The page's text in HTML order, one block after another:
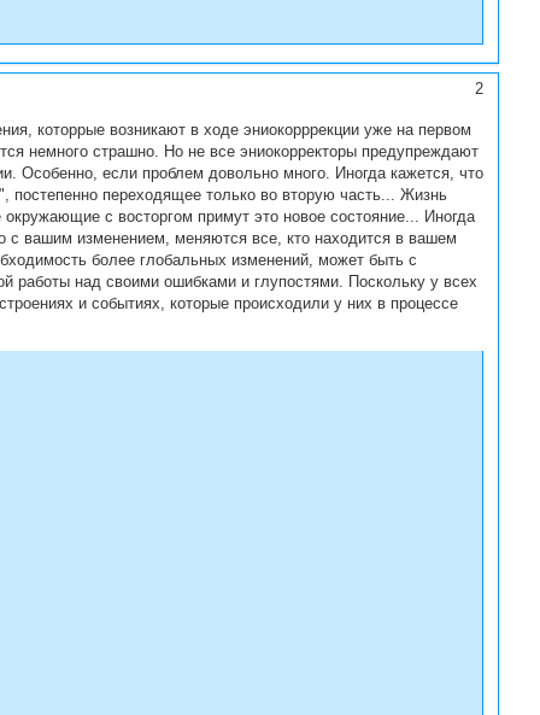
2
которрые возникают в ходе эниокорррекции уже на первом
немного страшно. Но не все эниокорректоры предупреждают
Особенно, если проблем довольно много. Иногда кажется, что
постепенно переходящее только во вторую часть... Жизнь
с восторгом примут это новое состояние... Иногда
с вашим изменением, меняются все, кто находится в вашем
более глобальных изменений, может быть с
работы над своими ошибками и глупостями. Поскольку у всех
и событиях, которые происходили у них в процессе